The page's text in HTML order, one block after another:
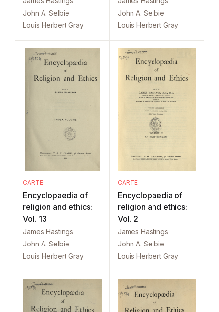
John A. Selbie
Louis Herbert Gray
John A. Selbie
Louis Herbert Gray
CARTE
Encyclopaedia of
religion and ethics:
Vol. 13
James Hastings
John A. Selbie
Louis Herbert Gray
CARTE
Encyclopaedia of
religion and ethics:
Vol. 2
James Hastings
John A. Selbie
Louis Herbert Gray